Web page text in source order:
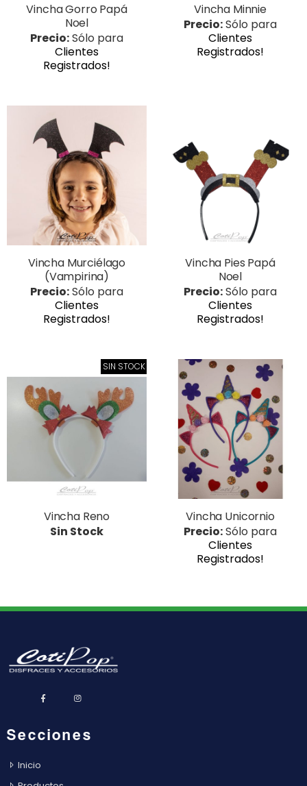
Vincha Gorro Papá
Noel
Precio:Sólo para
Clientes
Registrados!
Vincha Minnie
Precio:Sólo para
Clientes
Registrados!
Vincha Murciélago
(Vampirina)
Precio:Sólo para
Clientes
Registrados!
Vincha Pies Papá
Noel
Precio:Sólo para
Clientes
Registrados!
SIN STOCK
Vincha Reno
Sin Stock
Vincha Unicornio
Precio:Sólo para
Clientes
Registrados!
Secciones
Inicio